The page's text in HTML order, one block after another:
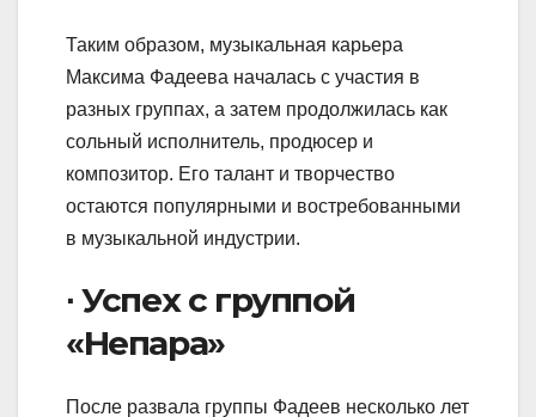
Таким образом, музыкальная карьера
Максима Фадеева началась с участия в
разных группах, а затем продолжилась как
сольный исполнитель, продюсер и
композитор. Его талант и творчество
остаются популярными и востребованными
в музыкальной индустрии.
∙ Успех с группой
«Непара»
После развала группы Фадеев несколько лет